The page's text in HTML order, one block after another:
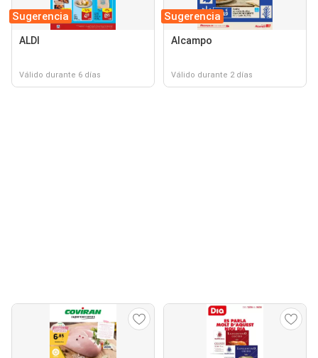
Sugerencia
ALDI
Válido durante 6 días
Sugerencia
Alcampo
Válido durante 2 días